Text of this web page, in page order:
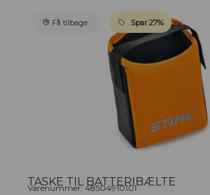
Få tilbage Spar 27%
TASKE TIL BATTERIBÆLTE
Varenummer: 48504910101